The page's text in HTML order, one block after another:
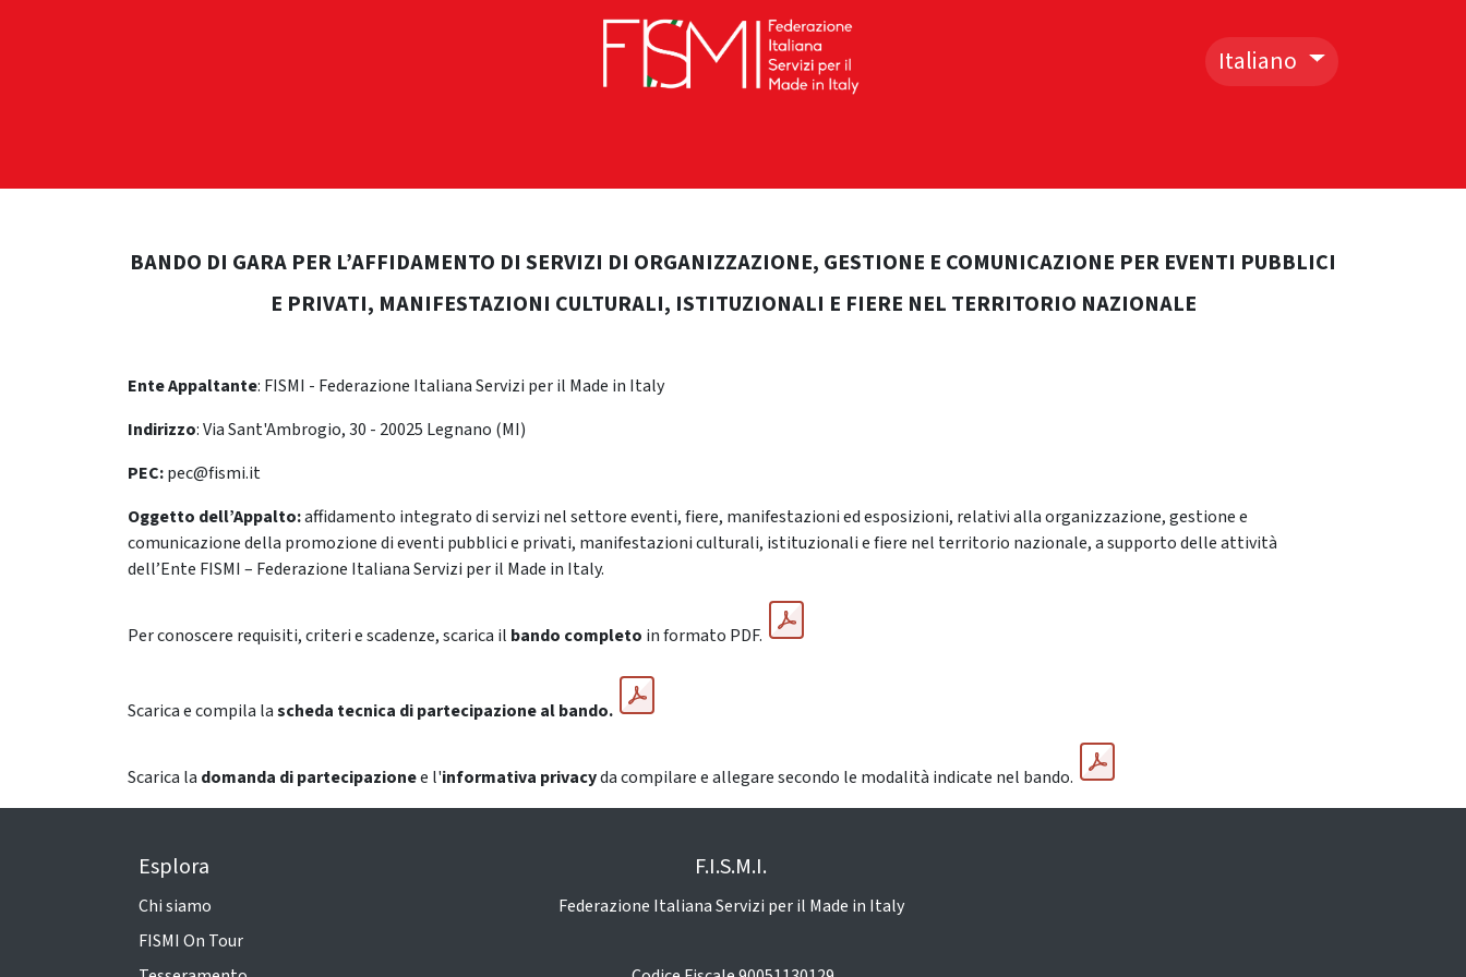
Italiano
BANDO DI GARA PER L’AFFIDAMENTO DI SERVIZI DI ORGANIZZAZIONE, GESTIONE E COMUNICAZIONE PER EVENTI PUBBLICI
E PRIVATI, MANIFESTAZIONI CULTURALI, ISTITUZIONALI E FIERE NEL TERRITORIO NAZIONALE
Ente Appaltante: FISMI - Federazione Italiana Servizi per il Made in Italy
Indirizzo: Via Sant'Ambrogio, 30 - 20025 Legnano (MI)
PEC:pec@fismi.it
Oggetto dell’Appalto:affidamento integrato di servizi nel settore eventi, fiere, manifestazioni ed esposizioni, relativi alla organizzazione, gestione e
comunicazione della promozione di eventi pubblici e privati, manifestazioni culturali, istituzionali e fiere nel territorio nazionale, a supporto delle attività
dell’Ente FISMI – Federazione Italiana Servizi per il Made in Italy.
Per conoscere requisiti, criteri e scadenze, scarica il bando completo in formato PDF.
Scarica e compila lascheda tecnica di partecipazione al bando.
Scarica la domanda di partecipazionee l'informativa privacyda compilare e allegare secondo le modalità indicate nel bando.
F.I.S.M.I.
Federazione Italiana Servizi per il Made in Italy
Esplora
Chi siamo
FISMI On Tour